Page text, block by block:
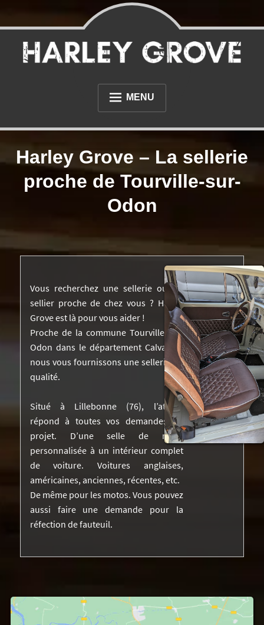
Sellerie Harley Grove
MENU
PHOTOS
DIVERS
NOS RÉALISATIONS DANS LA PRESSE
DEVIS
VIDÉOS
CONTACTEZ-NOUS
Harley Grove – La sellerie
proche de Tourville-sur-
Odon
Vous recherchez une sellerie ou un
sellier proche de chez vous ? Harley
Grove est là pour vous aider !
Proche de la commune Tourville-sur-
Odon dans le département Calvados,
nous vous fournissons une sellerie de
qualité.
Situé à Lillebonne (76), l’atelier
répond à toutes vos demandes de
projet. D’une selle de moto
personnalisée à un intérieur complet
de voiture. Voitures anglaises,
américaines, anciennes, récentes, etc.
De même pour les motos. Vous pouvez
aussi faire une demande pour la
réfection de fauteuil.